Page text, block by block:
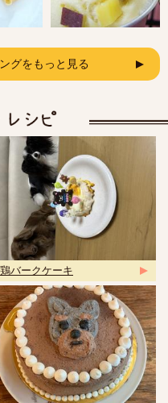
グをもっと見る
鶏バークケーキ